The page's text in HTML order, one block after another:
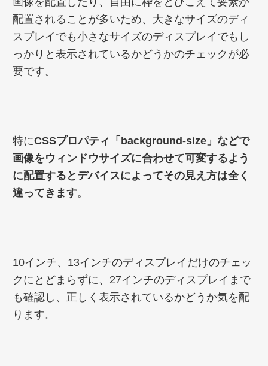
配置されることが多いため、大きなサイズのディ
スプレイでも小さなサイズのディスプレイでもし
っかりと表示されているかどうかのチェックが必
要です。
特にCSSプロパティ「background-size」などで
画像をウィンドウサイズに合わせて可変するよう
に配置するとデバイスによってその見え方は全く
違ってきます。
10インチ、13インチのディスプレイだけのチェッ
クにとどまらずに、27インチのディスプレイまで
も確認し、正しく表示されているかどうか気を配
ります。